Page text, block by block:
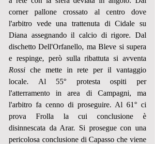
corner pallone crossato al centro dove
l'arbitro vede una trattenuta di Cidale su
Diana assegnando il calcio di rigore. Dal
dischetto Dell'Orfanello, ma Bleve si supera
Rossi che mette in rete per il vantaggio
locale. Al 55° protesta ospiti per
l'atterramento in area di Campagni, ma
l'arbitro fa cenno di proseguire. Al 61° ci
prova Frolla la cui conclusione è
disinnescata da Arar. Si prosegue con una
pericolosa conclusione di Capasso che viene